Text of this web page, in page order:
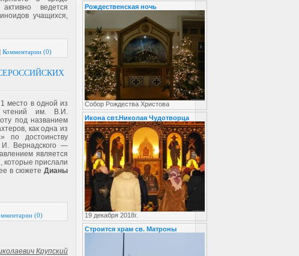
Рождественская ночь
Собор Рождества Христова
Икона свт.Николая Чудотворца
19 декабря 2018г.
Строится храм св. Матроны
ведется
учащихся,
| Комментарии (0)
место в одной из
чтений им. В.И.
под названием
как одна из
по достоинству
И. Вернадского —
является
которые прислали
в сюжете Дианы
(0)
Крупский